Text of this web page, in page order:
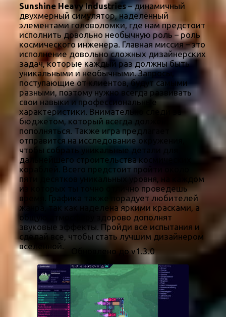
Sunshine Heavy Industries– динамичный
двухмерный симулятор, наделённый
элементами головоломки, где нам предстоит
исполнить довольно необычную роль – роль
космического инженера. Главная миссия – это
исполнение довольно сложных дизайнерских
задач, которые каждый раз должны быть
уникальными и необычными. Запросы,
поступающие от клиентов, будут самыми
разными, поэтому нужно всегда развивать
свои навыки и профессиональные
характеристики. Внимательно следи за
бюджетом, который всегда должен
пополняться. Также игра предлагает
отправится на исследование окружения,
чтобы собрать уникальные детали для
дальнейшего строительства космических
кораблей. Всего предстоит пройти около
пяти десятков уникальных уровня, на каждом
из которых ты точно отлично проведешь
время. Графика также порадует любителей
жанра, так как наделена яркими красками, а
общую атмосферу здорово дополнят
звуковые эффекты. Пройди все испытания и
сделай все, чтобы стать лучшим дизайнером
вселенной.
Обновлено до v1.3.0